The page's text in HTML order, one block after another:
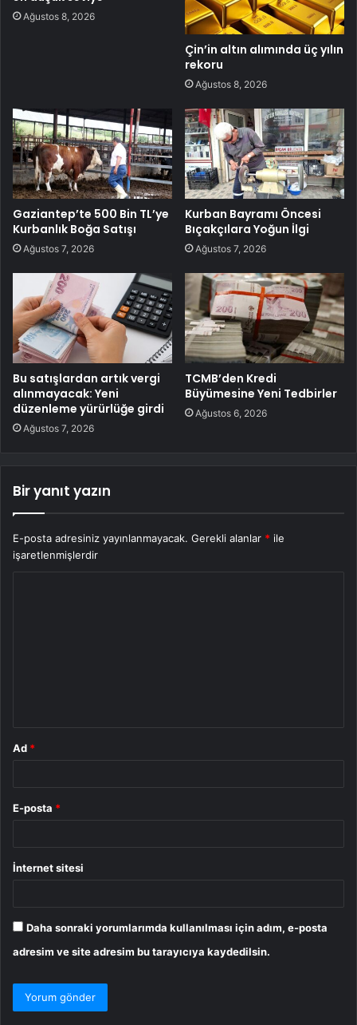
Ağustos 8, 2026
Çin’in altın alımında üç yılın
rekoru
Ağustos 8, 2026
Gaziantep’te 500 Bin TL’ye
Kurbanlık Boğa Satışı
Ağustos 7, 2026
Kurban Bayramı Öncesi
Bıçakçılara Yoğun İlgi
Ağustos 7, 2026
Bu satışlardan artık vergi
alınmayacak: Yeni
düzenleme yürürlüğe girdi
Ağustos 7, 2026
TCMB’den Kredi
Büyümesine Yeni Tedbirler
Ağustos 6, 2026
Bir yanıt yazın
E-posta adresiniz yayınlanmayacak. Gerekli alanlar * ile
işaretlenmişlerdir
Ad *
E-posta *
İnternet sitesi
Daha sonraki yorumlarımda kullanılması için adım, e-posta
adresim ve site adresim bu tarayıcıya kaydedilsin.